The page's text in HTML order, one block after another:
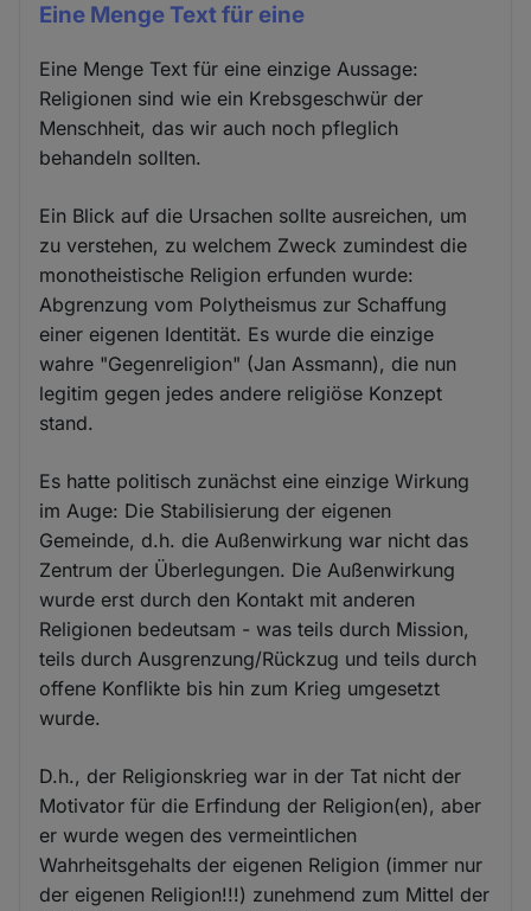
Eine Menge Text für eine
Eine Menge Text für eine einzige Aussage:
Religionen sind wie ein Krebsgeschwür der
Menschheit, das wir auch noch pfleglich
behandeln sollten.
Ein Blick auf die Ursachen sollte ausreichen, um
zu verstehen, zu welchem Zweck zumindest die
monotheistische Religion erfunden wurde:
Abgrenzung vom Polytheismus zur Schaffung
einer eigenen Identität. Es wurde die einzige
wahre "Gegenreligion" (Jan Assmann), die nun
legitim gegen jedes andere religiöse Konzept
stand.
Es hatte politisch zunächst eine einzige Wirkung
im Auge: Die Stabilisierung der eigenen
Gemeinde, d.h. die Außenwirkung war nicht das
Zentrum der Überlegungen. Die Außenwirkung
wurde erst durch den Kontakt mit anderen
Religionen bedeutsam - was teils durch Mission,
teils durch Ausgrenzung/Rückzug und teils durch
offene Konflikte bis hin zum Krieg umgesetzt
wurde.
D.h., der Religionskrieg war in der Tat nicht der
Motivator für die Erfindung der Religion(en), aber
er wurde wegen des vermeintlichen
Wahrheitsgehalts der eigenen Religion (immer nur
der eigenen Religion!!!) zunehmend zum Mittel der